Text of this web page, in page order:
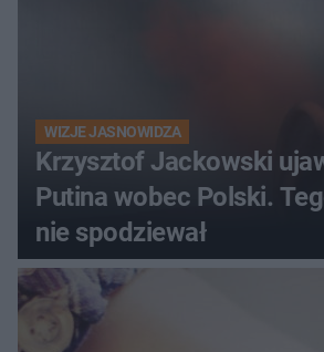
WIZJE JASNOWIDZA
Krzysztof Jackowski
Putina wobec Polski.
nie spodziewał